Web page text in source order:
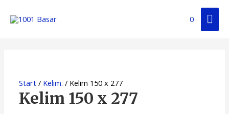
0
Start / Kelim. / Kelim 150 x 277
Kelim 150 x 277